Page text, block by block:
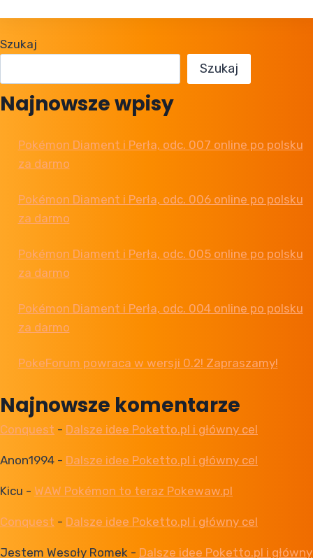
Szukaj
Szukaj
Najnowsze wpisy
Pokémon Diament i Perła, odc. 007 online po polsku
za darmo
Pokémon Diament i Perła, odc. 006 online po polsku
za darmo
Pokémon Diament i Perła, odc. 005 online po polsku
za darmo
Pokémon Diament i Perła, odc. 004 online po polsku
za darmo
PokeForum powraca w wersji 0.2! Zapraszamy!
Najnowsze komentarze
Conquest - Dalsze idee Poketto.pl i główny cel
Anon1994 - Dalsze idee Poketto.pl i główny cel
Kicu - WAW Pokémon to teraz Pokewaw.pl
Conquest - Dalsze idee Poketto.pl i główny cel
Jestem Wesoły Romek - Dalsze idee Poketto.pl i główny